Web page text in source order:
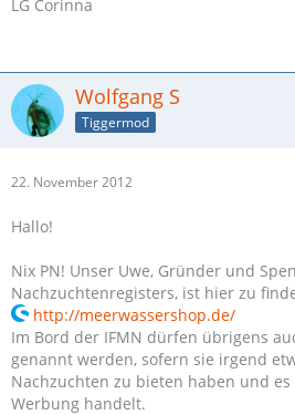
LG Corinna
Wolfgang S
Tiggermod
22. November 2012
Hallo!
Nix PN! Unser Uwe, Gründer und
Nachzuchtenregisters, ist hier zu
http://meerwassershop.de/
Im Bord der IFMN dürfen übrigens
genannt werden, sofern sie irgend
Nachzuchten zu bieten haben und
Werbung handelt.